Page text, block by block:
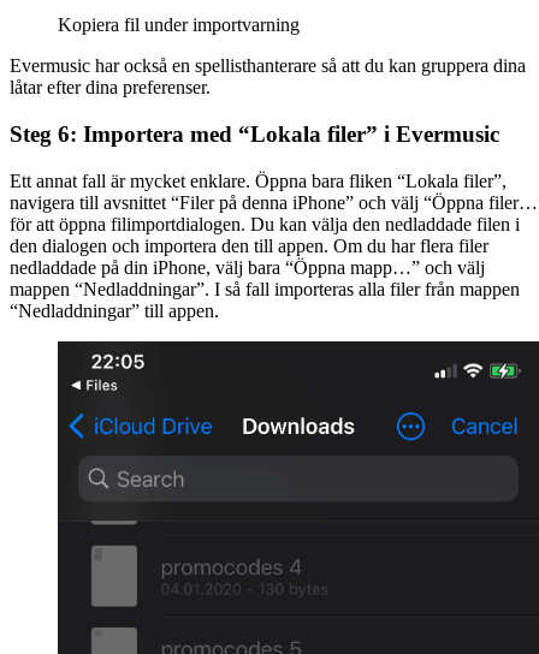
Kopiera fil under importvarning
Evermusic har också en spellisthanterare så att du kan gruppera dina
låtar efter dina preferenser.
Steg 6: Importera med “Lokala filer” i Evermusic
Ett annat fall är mycket enklare. Öppna bara fliken “Lokala filer”,
navigera till avsnittet “Filer på denna iPhone” och välj “Öppna
för att öppna filimportdialogen. Du kan välja den nedladdade filen i
den dialogen och importera den till appen. Om du har flera filer
nedladdade på din iPhone, välj bara “Öppna mapp…” och välj
mappen “Nedladdningar”. I så fall importeras alla filer från mappen
“Nedladdningar” till appen.